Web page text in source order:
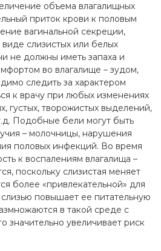
объема влагалищных
приток крови к половым
вагинальной секреции,
слизистых или белых
не должны иметь запаха и
во влагалище – зудом,
следить за характером
к врачу при любых изменениях
густых, творожистых выделений,
Подобные бели могут быть
– молочницы, нарушения
половых инфекций. Во время
к воспалениям влагалища –
поскольку слизистая меняет
более «привлекательной» для
повышает ее питательную
в такой среде с
значительно увеличивает риск